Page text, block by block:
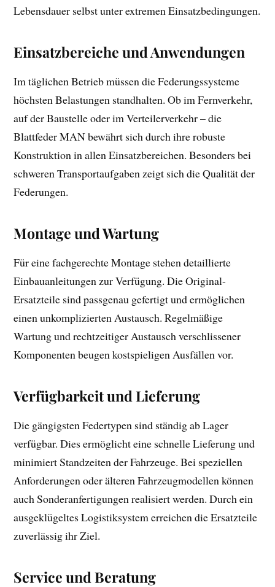
Lebensdauer selbst unter extremen Einsatzbedingungen.
Einsatzbereiche und Anwendungen
Im täglichen Betrieb müssen die Federungssysteme
höchsten Belastungen standhalten. Ob im Fernverkehr,
auf der Baustelle oder im Verteilerverkehr – die
Blattfeder MAN bewährt sich durch ihre robuste
Konstruktion in allen Einsatzbereichen. Besonders bei
schweren Transportaufgaben zeigt sich die Qualität der
Federungen.
Montage und Wartung
Für eine fachgerechte Montage stehen detaillierte
Einbauanleitungen zur Verfügung. Die Original-
Ersatzteile sind passgenau gefertigt und ermöglichen
einen unkomplizierten Austausch. Regelmäßige
Wartung und rechtzeitiger Austausch verschlissener
Komponenten beugen kostspieligen Ausfällen vor.
Verfügbarkeit und Lieferung
Die gängigsten Federtypen sind ständig ab Lager
verfügbar. Dies ermöglicht eine schnelle Lieferung und
minimiert Standzeiten der Fahrzeuge. Bei speziellen
Anforderungen oder älteren Fahrzeugmodellen können
auch Sonderanfertigungen realisiert werden. Durch ein
ausgeklügeltes Logistiksystem erreichen die Ersatzteile
zuverlässig ihr Ziel.
Service und Beratung